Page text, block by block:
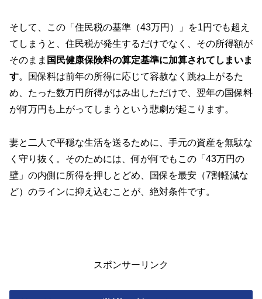
そして、この「住民税の基準（43万円）」を1円でも超え
てしまうと、住民税が発生するだけでなく、その所得額が
そのまま 国民健康保険料の算定基準に加算されてしまいま
す。国保料は前年の所得に応じて容赦なく跳ね上がるた
め、たった数万円所得がはみ出しただけで、翌年の国保料
が何万円も上がってしまうという悲劇が起こります。
妻と二人で平穏な生活を送るために、手元の資産を無駄な
く守り抜く。そのためには、何が何でもこの「43万円の
壁」の内側に所得を押しとどめ、国保を最安（7割軽減な
ど）のラインに抑え込むことが、絶対条件です。
スポンサーリンク